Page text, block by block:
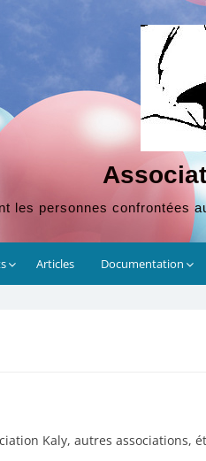
les personnes confrontées
Articles Documentation
Kaly, autres associations,